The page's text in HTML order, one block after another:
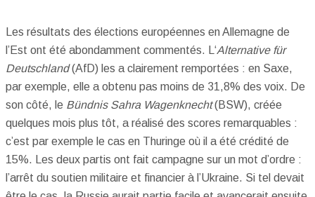
Les résultats des élections européennes en Allemagne de
l’Est ont été abondamment commentés. L‘Alternative für
Deutschland(AfD) les a clairement remportées : en Saxe,
par exemple, elle a obtenu pas moins de 31,8% des voix. De
son côté, le Bündnis Sahra Wagenknecht(BSW), créée
quelques mois plus tôt, a réalisé des scores remarquables :
c’est par exemple le cas en Thuringe où il a été crédité de
15%. Les deux partis ont fait campagne sur un mot d’ordre :
l’arrêt du soutien militaire et financier à l’Ukraine. Si tel devait